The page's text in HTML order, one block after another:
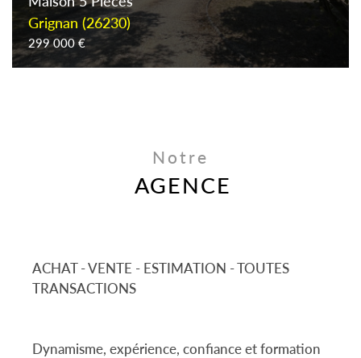
Grignan (26230)
299 000 €
Notre
AGENCE
ACHAT - VENTE - ESTIMATION - TOUTES
TRANSACTIONS
Dynamisme, expérience, confiance et formation